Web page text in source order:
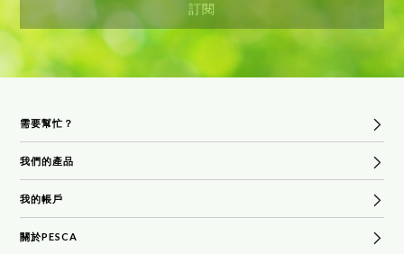
需要幫忙？
常見問題
貨運及退貨政策
條款和條件
我們的產品
熱賣產品
沐浴和身體
我的帳戶
登錄
關於PESCA